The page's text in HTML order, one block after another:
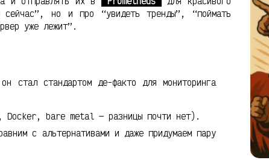
но и про “увидеть тренды”, “поймать
уже лежит”.
стал стандартом де-факто для мониторинга
Docker, bare metal — разницы почти нет).
с альтернативами и даже придумаем пару